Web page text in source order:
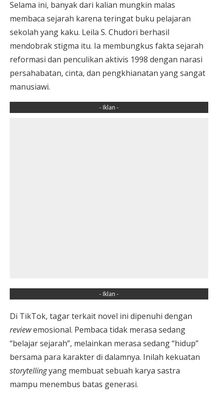
Selama ini, banyak dari kalian mungkin malas
membaca sejarah karena teringat buku pelajaran
sekolah yang kaku. Leila S. Chudori berhasil
mendobrak stigma itu. Ia membungkus fakta sejarah
reformasi dan penculikan aktivis 1998 dengan narasi
persahabatan, cinta, dan pengkhianatan yang sangat
manusiawi.
- Iklan -
- Iklan -
Di TikTok, tagar terkait novel ini dipenuhi dengan
reviewemosional. Pembaca tidak merasa sedang
“belajar sejarah”, melainkan merasa sedang “hidup”
bersama para karakter di dalamnya. Inilah kekuatan
storytellingyang membuat sebuah karya sastra
mampu menembus batas generasi.